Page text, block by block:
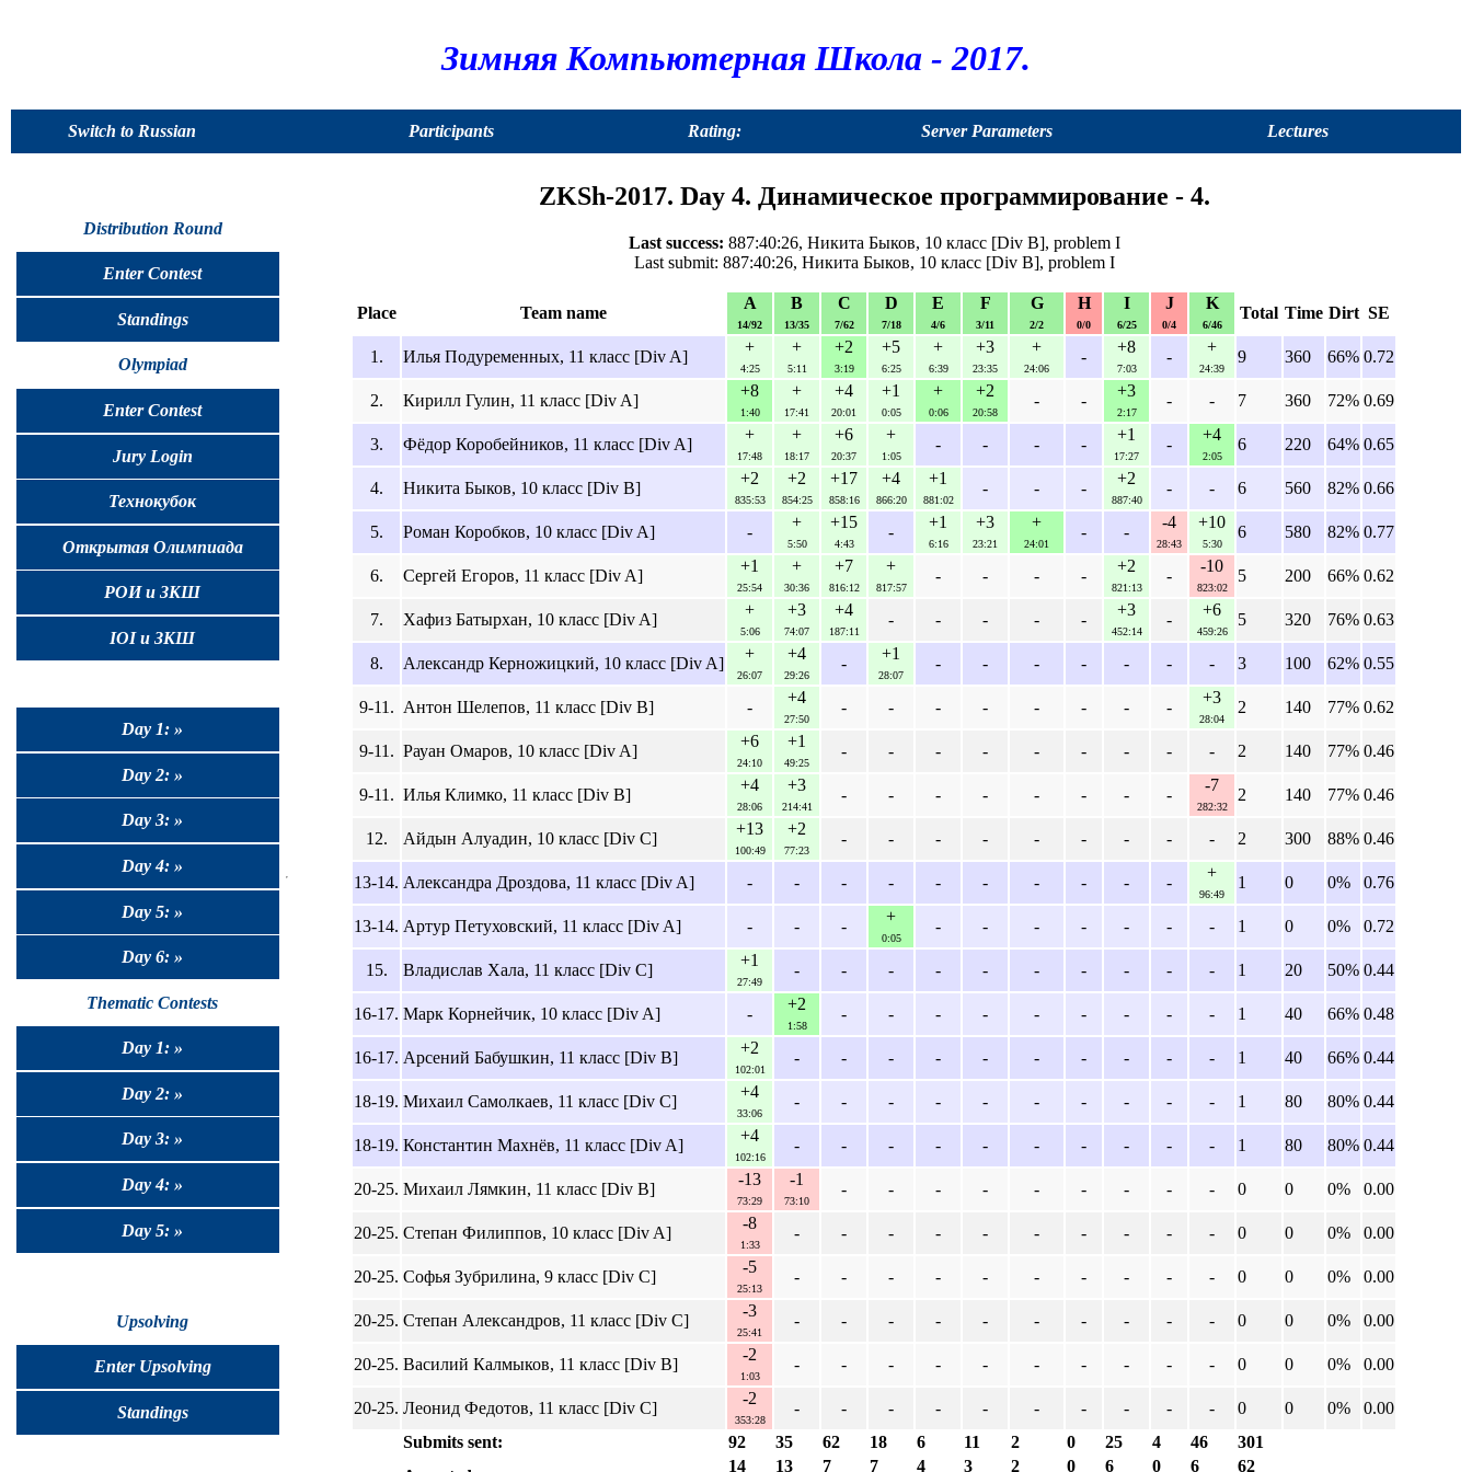
Зимняя Компьютерная Школа - 2017.
Switch to Russian Participants Rating: Server Parameters Lectures
Distribution Round
Enter Contest
Standings
Olympiad
Enter Contest
Jury Login
Технокубок
Открытая Олимпиада
РОИ и ЗКШ
IOI и ЗКШ
Day 1: »
Day 2: »
Day 3: »
Day 4: »
Day 5: »
Day 6: »
Thematic Contests
Day 1: »
Day 2: »
Day 3: »
Day 4: »
Day 5: »
Upsolving
Enter Upsolving
Standings
ZKSh-2017. Day 4. Динамическое программирование - 4.
Last success: 887:40:26, Никита Быков, 10 класс [Div B], problem I
Last submit: 887:40:26, Никита Быков, 10 класс [Div B], problem I
Place Team name
A
14/92
B
13/35
C
7/62
D
7/18
E
4/6
F
3/11
G
2/2
H
0/0
I
6/25
J
0/4
K
6/46
Total Time Dirt SE
1. Илья Подуременных, 11 класс [Div A]
+
4:25
+
5:11
+2
3:19
+5
6:25
+
6:39
+3
23:35
+
24:06
-
+8
7:03
-
+
24:39
9 360 66% 0.72
2. Кирилл Гулин, 11 класс [Div A]
+8
1:40
+
17:41
+4
20:01
+1
0:05
+
0:06
+2
20:58
- -
+3
2:17
- - 7 360 72% 0.69
3. Фёдор Коробейников, 11 класс [Div A]
+
17:48
+
18:17
+6
20:37
+
1:05
- - - -
+1
17:27
-
+4
2:05
6 220 64% 0.65
4. Никита Быков, 10 класс [Div B]
+2
835:53
+2
854:25
+17
858:16
+4
866:20
+1
881:02
- - -
+2
887:40
- - 6 560 82% 0.66
5. Роман Коробков, 10 класс [Div A] -
+
5:50
+15
4:43
-
+1
6:16
+3
23:21
+
24:01
- -
-4
28:43
+10
5:30
6 580 82% 0.77
6. Сергей Егоров, 11 класс [Div A]
+1
25:54
+
30:36
+7
816:12
+
817:57
- - - -
+2
821:13
-
-10
823:02
5 200 66% 0.62
7. Хафиз Батырхан, 10 класс [Div A]
+
5:06
+3
74:07
+4
187:11
- - - - -
+3
452:14
-
+6
459:26
5 320 76% 0.63
8. Александр Керножицкий, 10 класс [Div A]
+
26:07
+4
29:26
-
+1
28:07
- - - - - - - 3 100 62% 0.55
9-11. Антон Шелепов, 11 класс [Div B] -
+4
27:50
- - - - - - - -
+3
28:04
2 140 77% 0.62
9-11. Рауан Омаров, 10 класс [Div A]
+6
24:10
+1
49:25
- - - - - - - - - 2 140 77% 0.46
9-11. Илья Климко, 11 класс [Div B]
+4
28:06
+3
214:41
- - - - - - - -
-7
282:32
2 140 77% 0.46
12. Айдын Алуадин, 10 класс [Div C]
+13
100:49
+2
77:23
- - - - - - - - - 2 300 88% 0.46
13-14. Александра Дроздова, 11 класс [Div A] - - - - - - - - - -
+
96:49
1 0 0% 0.76
13-14. Артур Петуховский, 11 класс [Div A] - - -
+
0:05
- - - - - - - 1 0 0% 0.72
15. Владислав Хала, 11 класс [Div C]
+1
27:49
- - - - - - - - - - 1 20 50% 0.44
16-17. Марк Корнейчик, 10 класс [Div A] -
+2
1:58
- - - - - - - - - 1 40 66% 0.48
16-17. Арсений Бабушкин, 11 класс [Div B]
+2
102:01
- - - - - - - - - - 1 40 66% 0.44
18-19. Михаил Самолкаев, 11 класс [Div C]
+4
33:06
- - - - - - - - - - 1 80 80% 0.44
18-19. Константин Махнёв, 11 класс [Div A]
+4
102:16
- - - - - - - - - - 1 80 80% 0.44
20-25. Михаил Лямкин, 11 класс [Div B]
-13
73:29
-1
73:10
- - - - - - - - - 0 0 0% 0.00
20-25. Степан Филиппов, 10 класс [Div A]
-8
1:33
- - - - - - - - - - 0 0 0% 0.00
20-25. Софья Зубрилина, 9 класс [Div C]
-5
25:13
- - - - - - - - - - 0 0 0% 0.00
20-25. Степан Александров, 11 класс [Div C]
-3
25:41
- - - - - - - - - - 0 0 0% 0.00
20-25. Василий Калмыков, 11 класс [Div B]
-2
1:03
- - - - - - - - - - 0 0 0% 0.00
20-25. Леонид Федотов, 11 класс [Div C]
-2
353:28
- - - - - - - - - - 0 0 0%
0.00
Submits sent:
92 35 62 18 6 11 2 0 25 4 46
301
14 13 7 7 4 3 2 0 6 0 6 62